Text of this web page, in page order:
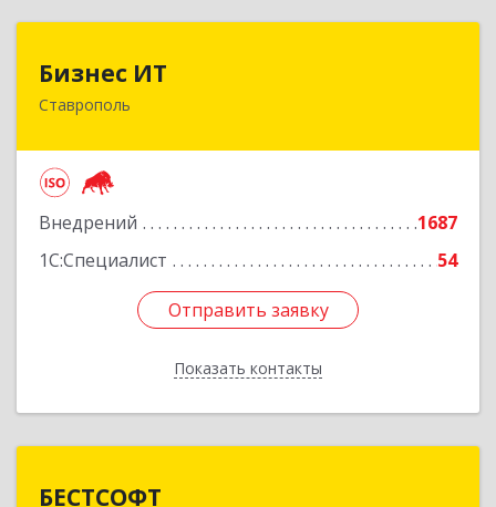
Бизнес ИТ
Ставрополь
Внедрений
1687
1С:Специалист
54
Отправить заявку
Показать контакты
355035, Ставропольский край, Ставрополь г, 1
Отправить заявку
Назад
БЕСТСОФТ